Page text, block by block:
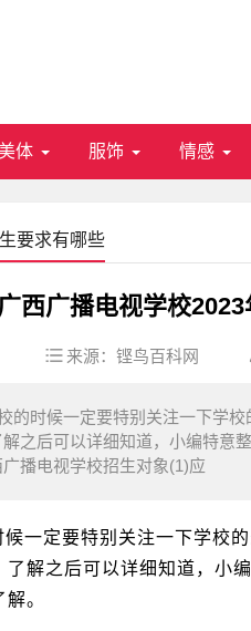
美体 服饰 情感
要求有哪些
西广播电视学校
来源： 铿鸟百科网
的时候一定要特别关注一下学
之后可以详细知道，小编特意
播电视学校招生对象(1)应
一定要特别关注一下学校
解之后可以详细知道，小
。